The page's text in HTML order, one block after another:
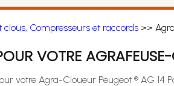
Compresseurs et raccords>>
VOTRE
votre Agra-Cloueur Peugeot ® AG 14